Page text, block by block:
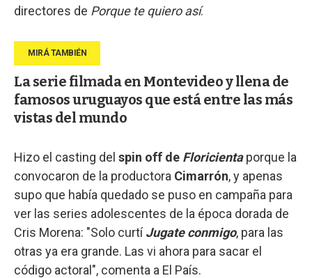
directores de Porque te quiero así.
La serie filmada en Montevideo y llena de
famosos uruguayos que está entre las más
vistas del mundo
Hizo el casting del spin off de Floricientaporque la
convocaron de la productora Cimarrón, y apenas
supo que había quedado se puso en campaña para
ver las series adolescentes de la época dorada de
Cris Morena: "Solo curtíJugate conmigo, para las
otras ya era grande. Las vi ahora para sacar el
código actoral", comenta a El País.